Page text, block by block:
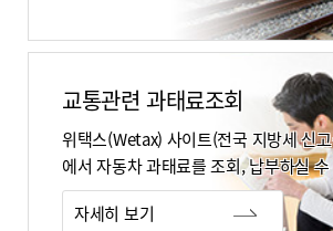
교통관련 과태료조회
위택스(Wetax) 사이트(전국 지방세 신
에서 자동차 과태료를 조회, 납부하실
자세히 보기